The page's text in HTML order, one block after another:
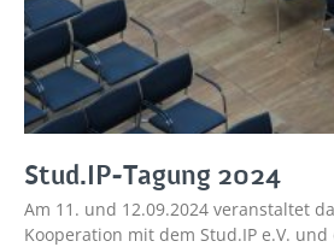
Stud.IP-Tagung 2024
Am 11. und 12.09.2024 veranstaltet
Kooperation mit dem Stud.IP e.V.